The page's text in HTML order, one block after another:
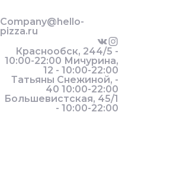
Company@hello-
pizza.ru
Краснообск, 244/5 -
10:00-22:00 Мичурина,
12 - 10:00-22:00
Татьяны Снежиной, -
40 10:00-22:00
Большевистская, 45/1
- 10:00-22:00